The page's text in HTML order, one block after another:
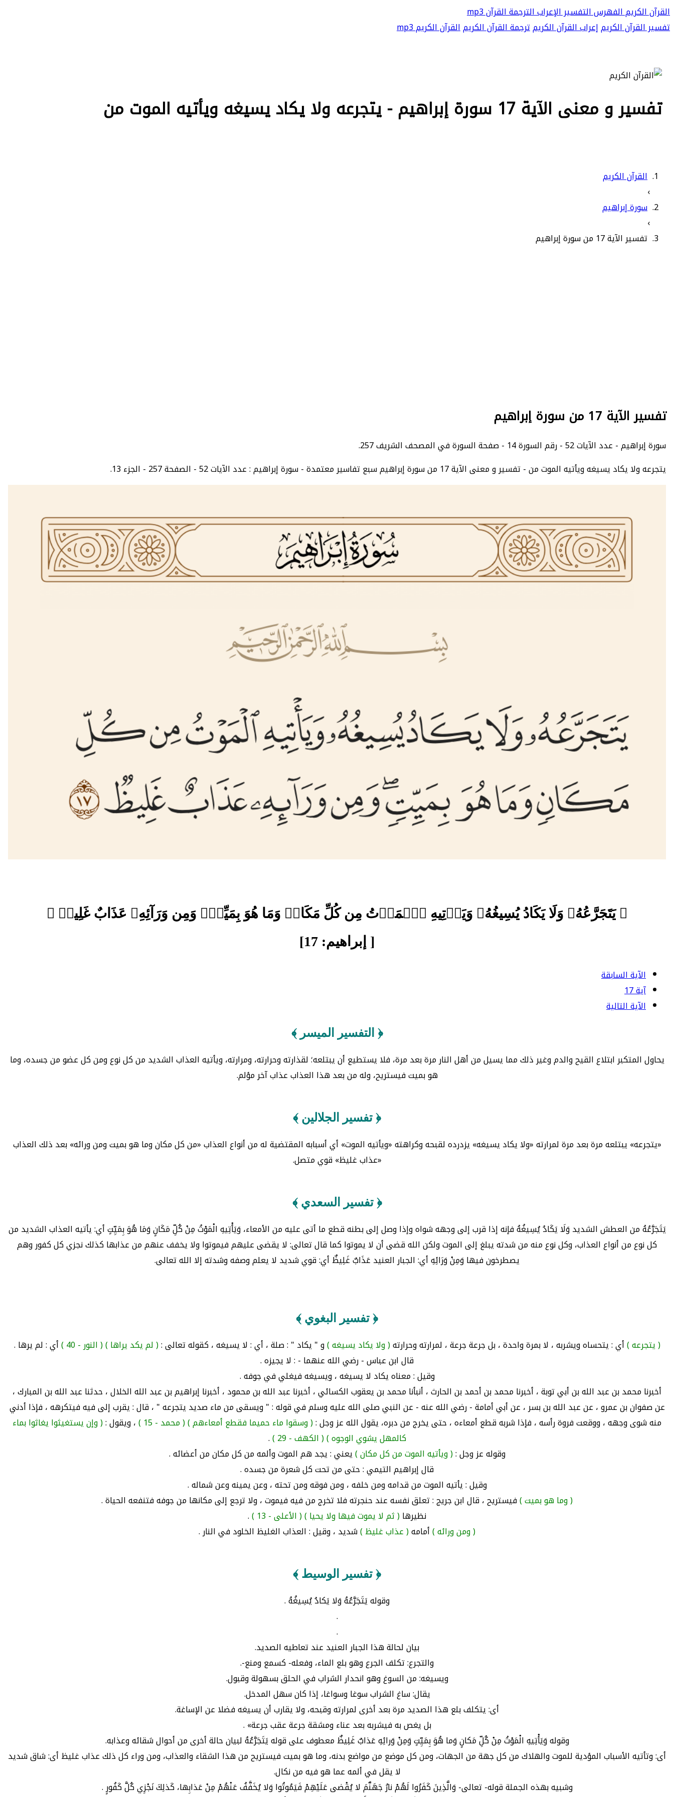
القرآن الكريمالفهرسالتفسيرالإعرابالترجمةالقرآن mp3
تفسير القرآن الكريمإعراب القرآن الكريمترجمة القرآن الكريمالقرآن الكريم mp3
تفسير و معنى الآية 17 سورة إبراهيم - يتجرعه ولا يكاد يسيغه ويأتيه الموت من
القرآن الكريم
›
سورة إبراهيم
›
تفسير الآية 17 من سورة إبراهيم
تفسير الآية 17 من سورة إبراهيم
سورة إبراهيم - عدد الآيات 52 - رقم السورة 14 - صفحة السورة في المصحف الشريف 257.
يتجرعه ولا يكاد يسيغه ويأتيه الموت من - تفسير و معنى الآية 17 من سورة إبراهيم سبع تفاسير معتمدة - سورة إبراهيم : عدد الآيات 52 - الصفحة 257 - الجزء 13.
﴿ يَتَجَرَّعُهُۥ وَلَا يَكَادُ يُسِيغُهُۥ وَيَأۡتِيهِ ٱلۡمَوۡتُ مِن كُلِّ مَكَانٖ وَمَا هُوَ بِمَيِّتٖۖ وَمِن وَرَآئِهِۦ عَذَابٌ غَلِيظٞ ﴾
[ إبراهيم: 17]
الآية السابقة
آية 17
الآية التالية
﴿ التفسير الميسر ﴾
يحاول المتكبر ابتلاع القيح والدم وغير ذلك مما يسيل من أهل النار مرة بعد مرة، فلا يستطيع أن يبتلعه؛ لقذارته وحرارته، ومرارته، ويأتيه العذاب الشديد من كل نوع ومن كل عضو من جسده، وما
هو بميت فيستريح، وله من بعد هذا العذاب عذاب آخر مؤلم.
﴿ تفسير الجلالين ﴾
«يتجرعه» يبتلعه مرة بعد مرة لمرارته «ولا يكاد يسيغه» يزدرده لقبحه وكراهته «ويأتيه الموت» أي أسبابه المقتضية له من أنواع العذاب «من كل مكان وما هو بميت ومن ورائه» بعد ذلك العذاب
«عذاب غليظ» قوي متصل.
﴿ تفسير السعدي ﴾
يَتَجَرَّعُهُ من العطش الشديد وَلَا يَكَادُ يُسِيغُهُ فإنه إذا قرب إلى وجهه شواه وإذا وصل إلى بطنه قطع ما أتى عليه من الأمعاء، وَيَأْتِيهِ الْمَوْتُ مِنْ كُلِّ مَكَانٍ وَمَا هُوَ بِمَيِّتٍ أي: يأتيه العذاب الشديد من
كل نوع من أنواع العذاب، وكل نوع منه من شدته يبلغ إلى الموت ولكن الله قضى أن لا يموتوا كما قال تعالى: لا يقضى عليهم فيموتوا ولا يخفف عنهم من عذابها كذلك نجزي كل كفور وهم
يصطرخون فيها وَمِنْ وَرَائِهِ أي: الجبار العنيد عَذَابٌ غَلِيظٌ أي: قوي شديد لا يعلم وصفه وشدته إلا الله تعالى.
﴿ تفسير البغوي ﴾
( يتجرعه )أي : يتحساه ويشربه ، لا بمرة واحدة ، بل جرعة جرعة ، لمرارته وحرارته( ولا يكاد يسيغه )و " يكاد " : صلة ، أي : لا يسيغه ، كقوله تعالى :( لم يكد يراها )( النور - 40 )
أي : لم يرها .
قال ابن عباس - رضي الله عنهما - : لا يجيزه .
وقيل : معناه يكاد لا يسيغه ، ويسيغه فيغلي في جوفه .
أخبرنا محمد بن عبد الله بن أبي توبة ، أخبرنا محمد بن أحمد بن الحارث ، أنبأنا محمد بن يعقوب الكسائي ، أخبرنا عبد الله بن محمود ، أخبرنا إبراهيم بن عبد الله الخلال ، حدثنا عبد الله بن المبارك ،
عن صفوان بن عمرو ، عن عبد الله بن بسر ، عن أبي أمامة - رضي الله عنه - عن النبي صلى الله عليه وسلم في قوله : " ويسقى من ماء صديد يتجرعه " ، قال : يقرب إلى فيه فيتكرهه ، فإذا أدني
منه شوى وجهه ، ووقعت فروة رأسه ، فإذا شربه قطع أمعاءه ، حتى يخرج من دبره، يقول الله عز وجل :( وسقوا ماء حميما فقطع أمعاءهم )( محمد - 15 ) ، ويقول :( وإن يستغيثوا يغاثوا بماء
كالمهل يشوي الوجوه )( الكهف - 29 )
.
وقوله عز وجل :( ويأتيه الموت من كل مكان )يعني : يجد هم الموت وألمه من كل مكان من أعضائه .
قال إبراهيم التيمي : حتى من تحت كل شعرة من جسده .
وقيل : يأتيه الموت من قدامه ومن خلفه ، ومن فوقه ومن تحته ، وعن يمينه وعن شماله .
( وما هو بميت )فيستريح ، قال ابن جريج : تعلق نفسه عند حنجرته فلا تخرج من فيه فيموت ، ولا ترجع إلى مكانها من جوفه فتنفعه الحياة .
نظيرها( ثم لا يموت فيها ولا يحيا )( الأعلى - 13 )
.
( ومن ورائه )أمامه( عذاب غليظ )شديد ، وقيل : العذاب الغليظ الخلود في النار .
﴿ تفسير الوسيط ﴾
وقوله يَتَجَرَّعُهُ وَلا يَكادُ يُسِيغُهُ .
.
.
بيان لحالة هذا الجبار العنيد عند تعاطيه الصديد.
والتجرع: تكلف الجرع وهو بلع الماء، وفعله- كسمع ومنع-.
ويسيغه: من السوغ وهو انحدار الشراب في الحلق بسهولة وقبول.
يقال: ساغ الشراب سوغا وسواغا، إذا كان سهل المدخل.
أى: يتكلف بلع هذا الصديد مرة بعد أخرى لمرارته وقبحه، ولا يقارب أن يسيغه فضلا عن الإساغة.
بل يغص به فيشربه بعد عناء ومشقة جرعة عقب جرعة» .
وقوله وَيَأْتِيهِ الْمَوْتُ مِنْ كُلِّ مَكانٍ وَما هُوَ بِمَيِّتٍ وَمِنْ وَرائِهِ عَذابٌ غَلِيظٌ معطوف على قوله يَتَجَرَّعُهُ لبيان حالة أخرى من أحوال شقائه وعذابه.
أى: وتأتيه الأسباب المؤدية للموت والهلاك من كل جهة من الجهات، ومن كل موضع من مواضع بدنه، وما هو بميت فيستريح من هذا الشقاء والعذاب، ومن وراء كل ذلك عذاب غليظ أى: شاق شديد
لا يقل في ألمه عما هو فيه من نكال.
وشبيه بهذه الجملة قوله- تعالى- وَالَّذِينَ كَفَرُوا لَهُمْ نارُ جَهَنَّمَ لا يُقْضى عَلَيْهِمْ فَيَمُوتُوا وَلا يُخَفَّفُ عَنْهُمْ مِنْ عَذابِها، كَذلِكَ نَجْزِي كُلَّ كَفُورٍ .